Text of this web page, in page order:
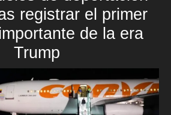
registrar el primer
de la era
Trump